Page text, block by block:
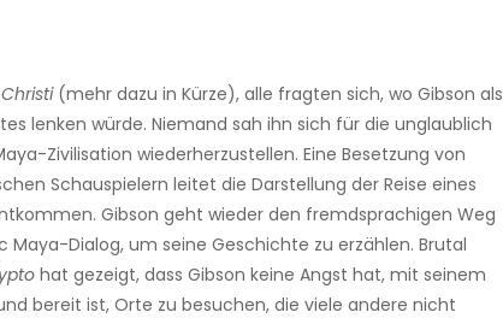
(mehr dazu in Kürze), alle fragten sich, wo Gibson als
lenken würde. Niemand sah ihn sich für die unglaublich
Zivilisation wiederherzustellen. Eine Besetzung von
Schauspielern leitet die Darstellung der Reise eines
Gibson geht wieder den fremdsprachigen Weg
Dialog, um seine Geschichte zu erzählen. Brutal
hat gezeigt, dass Gibson keine Angst hat, mit seinem
bereit ist, Orte zu besuchen, die viele andere nicht